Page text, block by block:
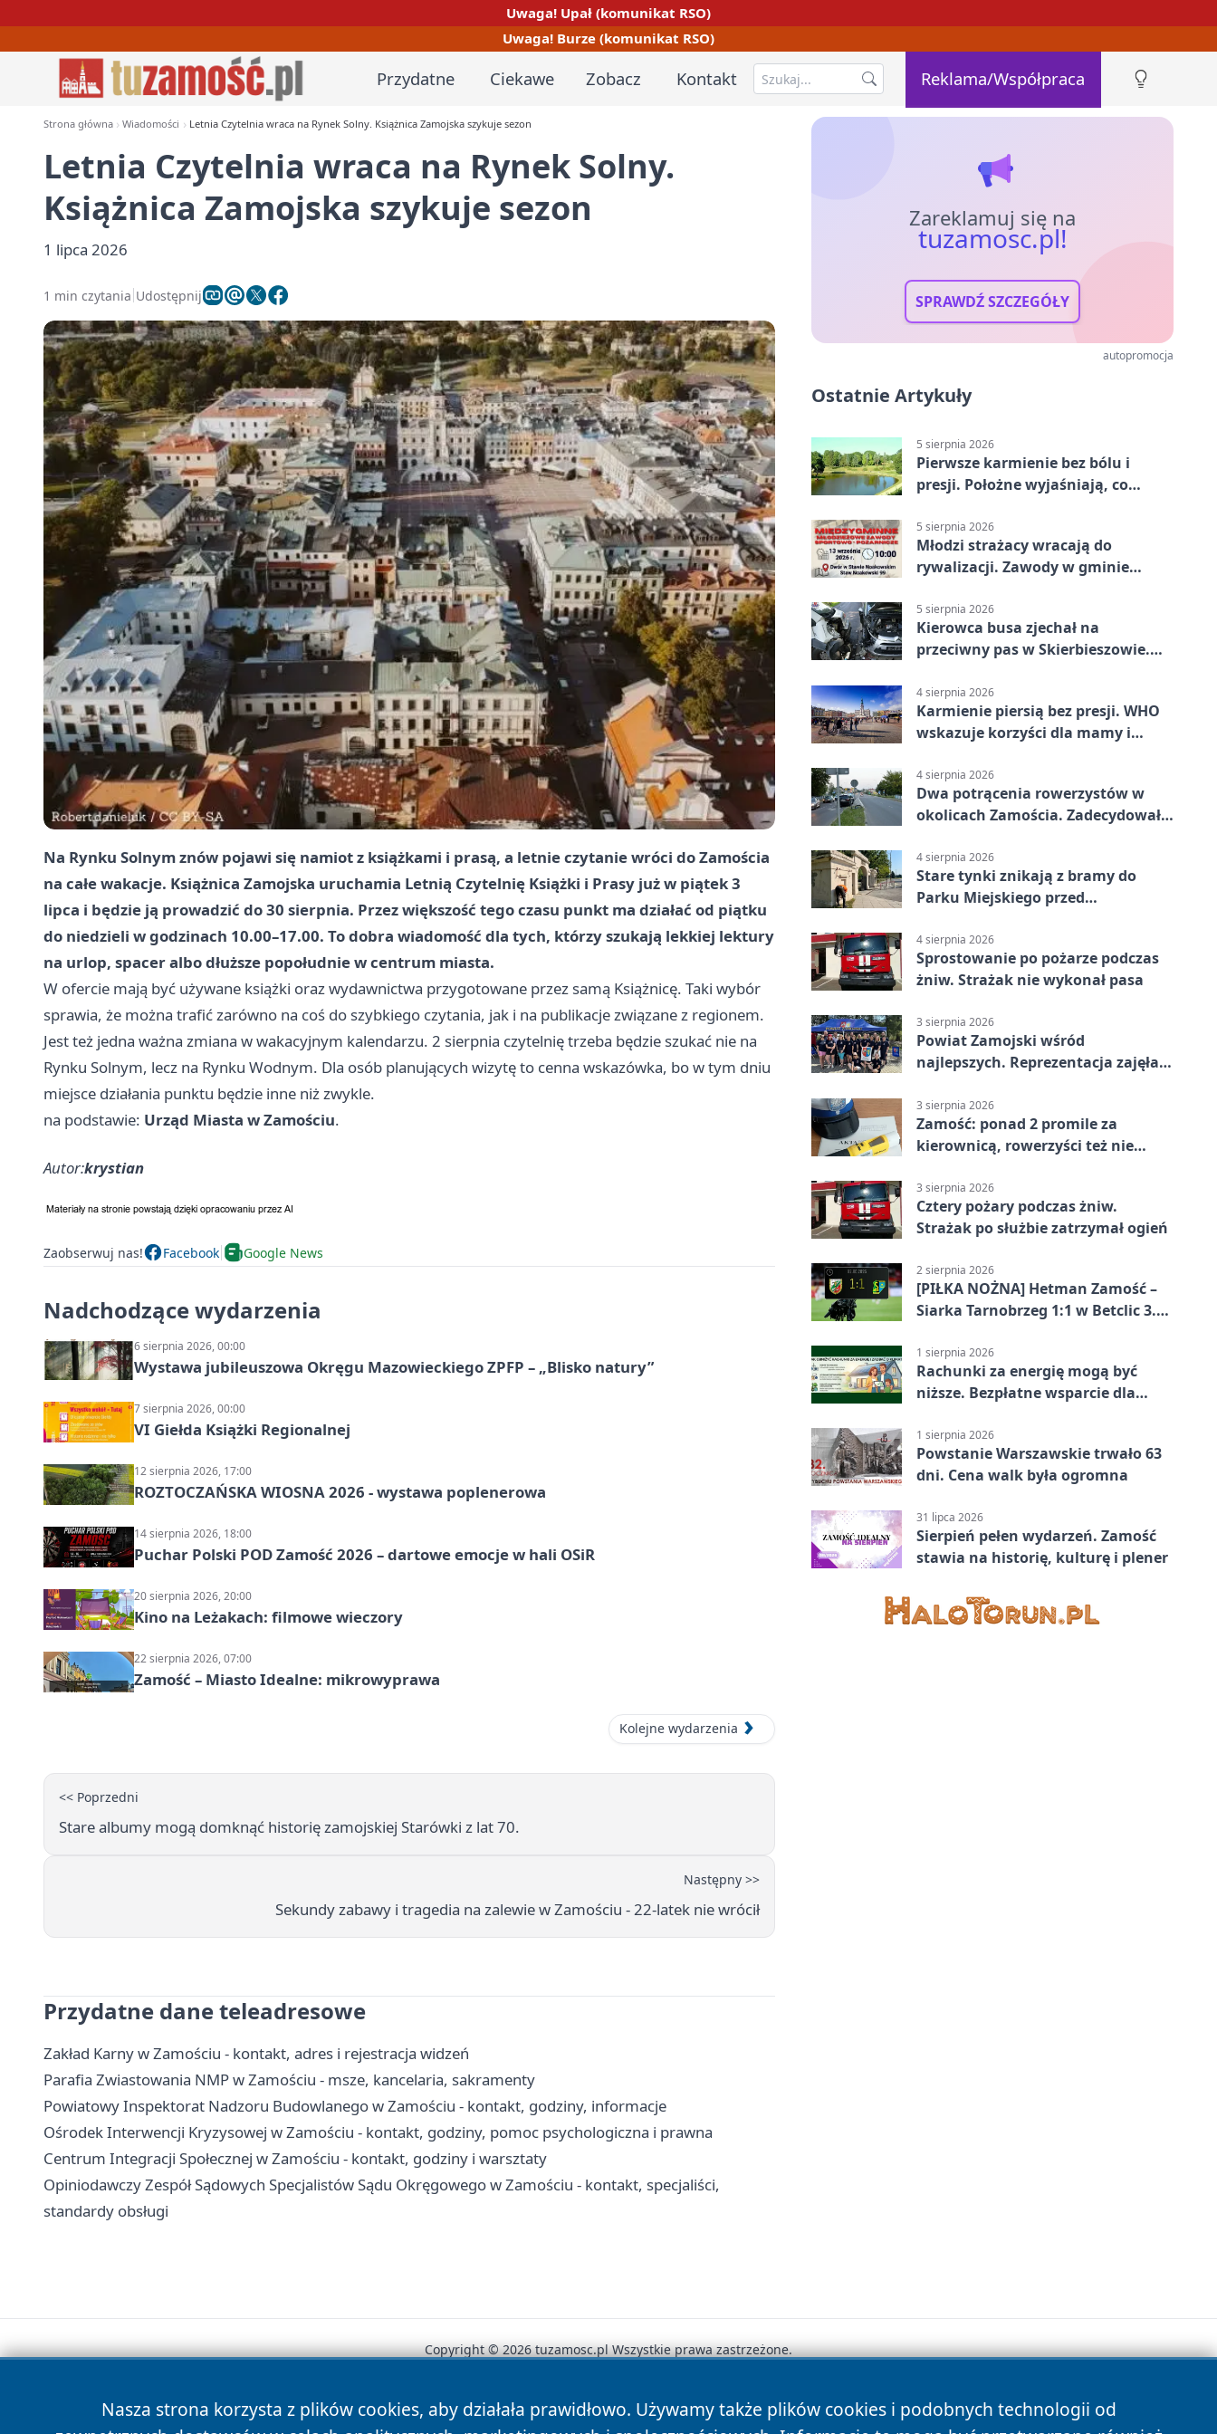
Uwaga! Upał (komunikat RSO)
Uwaga! Burze (komunikat RSO)
Przydatne Ciekawe Zobacz Kontakt Reklama/Współpraca
Strona główna Wiadomości Letnia Czytelnia wraca na Rynek Solny. Książnica Zamojska szykuje sezon
Letnia Czytelnia wraca na Rynek Solny.
Książnica Zamojska szykuje sezon
1 lipca 2026
1 min czytania Udostępnij
Na Rynku Solnym znów pojawi się namiot z książkami i prasą, a letnie czytanie wróci do Zamościa
na całe wakacje. Książnica Zamojska uruchamia Letnią Czytelnię Książki i Prasy już w piątek 3
lipca i będzie ją prowadzić do 30 sierpnia. Przez większość tego czasu punkt ma działać od piątku
do niedzieli w godzinach 10.00–17.00. To dobra wiadomość dla tych, którzy szukają lekkiej lektury
na urlop, spacer albo dłuższe popołudnie w centrum miasta.
W ofercie mają być używane książki oraz wydawnictwa przygotowane przez samą Książnicę. Taki wybór
sprawia, że można trafić zarówno na coś do szybkiego czytania, jak i na publikacje związane z regionem.
Jest też jedna ważna zmiana w wakacyjnym kalendarzu. 2 sierpnia czytelnię trzeba będzie szukać nie na
Rynku Solnym, lecz na Rynku Wodnym. Dla osób planujących wizytę to cenna wskazówka, bo w tym dniu
miejsce działania punktu będzie inne niż zwykle.
na podstawie: Urząd Miasta w Zamościu.
Autor:krystian
Zaobserwuj nas! Facebook Google News
Nadchodzące wydarzenia
6 sierpnia 2026, 00:00
Wystawa jubileuszowa Okręgu Mazowieckiego ZPFP – „Blisko natury”
7 sierpnia 2026, 00:00
VI Giełda Książki Regionalnej
12 sierpnia 2026, 17:00
ROZTOCZAŃSKA WIOSNA 2026 - wystawa poplenerowa
14 sierpnia 2026, 18:00
Puchar Polski POD Zamość 2026 – dartowe emocje w hali OSiR
20 sierpnia 2026, 20:00
Kino na Leżakach: filmowe wieczory
22 sierpnia 2026, 07:00
Zamość – Miasto Idealne: mikrowyprawa
Kolejne wydarzenia
<< Poprzedni
Stare albumy mogą domknąć historię zamojskiej Starówki z lat 70.
Następny >>
Sekundy zabawy i tragedia na zalewie w Zamościu - 22-latek nie wrócił
Przydatne dane teleadresowe
Zakład Karny w Zamościu - kontakt, adres i rejestracja widzeń
Parafia Zwiastowania NMP w Zamościu - msze, kancelaria, sakramenty
Powiatowy Inspektorat Nadzoru Budowlanego w Zamościu - kontakt, godziny, informacje
Ośrodek Interwencji Kryzysowej w Zamościu - kontakt, godziny, pomoc psychologiczna i prawna
Centrum Integracji Społecznej w Zamościu - kontakt, godziny i warsztaty
Opiniodawczy Zespół Sądowych Specjalistów Sądu Okręgowego w Zamościu - kontakt, specjaliści,
standardy obsługi
Zareklamuj się na
tuzamosc.pl!
SPRAWDŹ SZCZEGÓŁY
autopromocja
Ostatnie Artykuły
5 sierpnia 2026
Pierwsze karmienie bez bólu i
presji. Położne wyjaśniają, co
5 sierpnia 2026
Młodzi strażacy wracają do
rywalizacji. Zawody w gminie
5 sierpnia 2026
Kierowca busa zjechał na
przeciwny pas w Skierbieszowie.
4 sierpnia 2026
Karmienie piersią bez presji. WHO
wskazuje korzyści dla mamy i
4 sierpnia 2026
Dwa potrącenia rowerzystów w
okolicach Zamościa. Zadecydowało
4 sierpnia 2026
Stare tynki znikają z bramy do
Parku Miejskiego przed
4 sierpnia 2026
Sprostowanie po pożarze podczas
żniw. Strażak nie wykonał pasa
3 sierpnia 2026
Powiat Zamojski wśród
najlepszych. Reprezentacja zajęła
3 sierpnia 2026
Zamość: ponad 2 promile za
kierownicą, rowerzyści też nie
3 sierpnia 2026
Cztery pożary podczas żniw.
Strażak po służbie zatrzymał ogień
2 sierpnia 2026
[PIŁKA NOŻNA] Hetman Zamość –
Siarka Tarnobrzeg 1:1 w Betclic 3.
1 sierpnia 2026
Rachunki za energię mogą być
niższe. Bezpłatne wsparcie dla
zamojskiego
1 sierpnia 2026
Powstanie Warszawskie trwało 63
dni. Cena walk była ogromna
31 lipca 2026
Sierpień pełen wydarzeń. Zamość
stawia na historię, kulturę i plener
Nasza strona korzysta z plików cookies, aby działała prawidłowo. Używamy także plików cookies i podobnych technologii od
Copyright © 2026 tuzamosc.pl Wszystkie prawa zastrzeżone.
News Autorzy Polityka Prywatności Polityka Cookies